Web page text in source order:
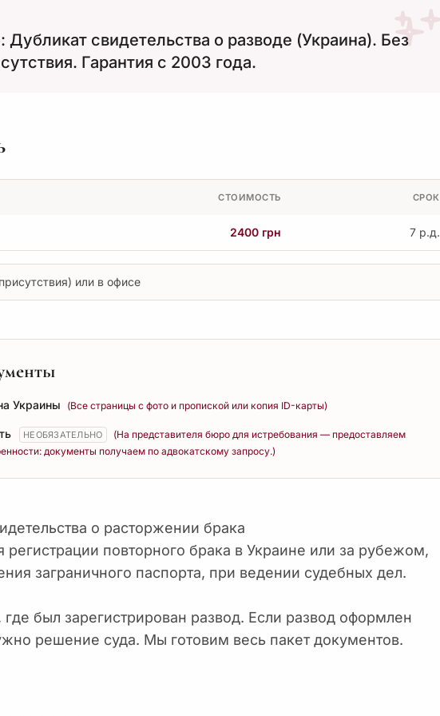
свидетельства о разводе (Украина). Без
Гарантия с 2003 года.
СТОИМОСТЬ СРОК
2400 грн 7 р.д.
или в офисе
Украины (Все страницы с фото и пропиской или копия ID-карты)
НЕОБЯЗАТЕЛЬНО
(На представителя бюро для истребования — предоставляем
документы получаем по адвокатскому запросу.)
о расторжении брака
повторного брака в Украине или за рубежом,
заграничного паспорта, при ведении судебных дел.
был зарегистрирован развод. Если развод оформлен
решение суда. Мы готовим весь пакет документов.